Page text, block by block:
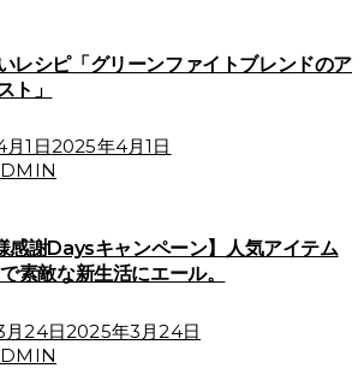
レシピ「グリーンファイトブレンドのア
ト」
1日2025年4月1日
感謝Daysキャンペーン】人気アイテム
素敵な新生活にエール。
24日2025年3月24日